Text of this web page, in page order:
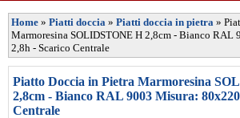
Home » Piatti doccia » Piatti doccia in pietra »
Marmoresina SOLIDSTONE H 2,8cm - Bianco RAL
2,8h - Scarico Centrale
Piatto Doccia in Pietra Marmoresina
2,8cm - Bianco RAL 9003 Misura:
Centrale